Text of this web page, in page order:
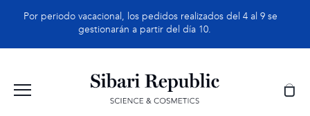
Por periodo vacacional, los pedidos realizados del 4 al 9 se
gestionarán a partir del día 10.